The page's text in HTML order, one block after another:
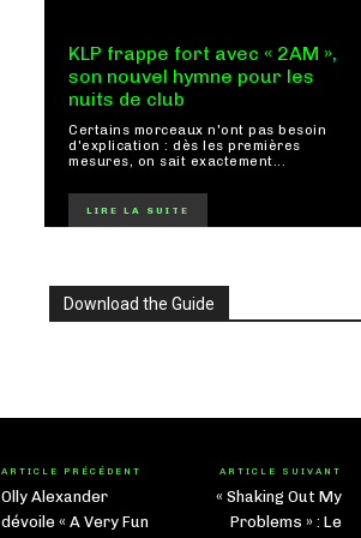
KLP frappe fort avec « 2AM »,
son nouvel hymne pour les
nuits de club
Certains morceaux n'ont pas besoin
d'explication : dès les premières
mesures, on sait exactement...
LIRE LA SUITE
Download the Guide
ARTICLE PRÉCÉDENT
Olly Alexander
dévoile « A Very Fun
ARTICLE SUIVANT
« Shaking Out My
Problems » : Le